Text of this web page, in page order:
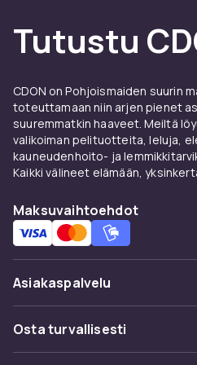
pyöränistuimet ja muut
tekevät kodista
korjaukset tai suuremmat
ratkaisut täältä.
Lahjoja ja
ensimmäisiin
Etsitkö ristiäislahjaa tai
vauvakutsuille?
vauvanpeitot ja
enemmän kuin vain
alku. Ajatus, joka tuntuu
tulevaisuuteen.
Vauvatuotteet
Tutustu
CDON on Pohjoismaiden suurin
toteuttamaan niin arjen pienet
suuremmatkin haaveet. Meiltä
valikoiman pelituotteita, leluja,
kauneudenhoito- ja
Kaikki välineet elämään,
Maksuvaihtoehdot
Asiakaspalvelu
Usein kysyttyä (UKK)
Seuraa pakettia
Osta turvallisesti